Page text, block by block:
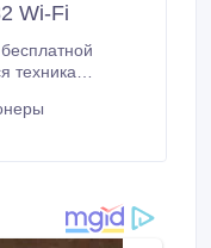
Wi-Fi
Экономные
А-А+++.